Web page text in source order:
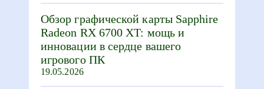
Обзор графической карты Sapphire
Radeon RX 6700 XT: мощь и
инновации в сердце вашего
игрового ПК
19.05.2026